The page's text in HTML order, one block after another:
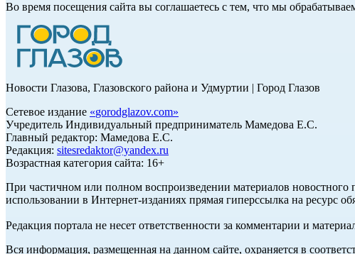
Во время посещения сайта вы соглашаетесь с тем, что мы
Новости Глазова, Глазовского района и Удмуртии | Город Глазов
Сетевое издание «gorodglazov.com»
Учредитель Индивидуальный предприниматель Мамедова Е.С.
Главный редактор: Мамедова Е.С.
Редакция: sitesredaktor@yandex.ru
Возрастная категория сайта: 16+
При частичном или полном воспроизведении материалов новостного
использовании в Интернет-изданиях прямая гиперссылка на ресурс
Редакция портала не несет ответственности за комментарии и
Вся информация, размещенная на данном сайте, охраняется в